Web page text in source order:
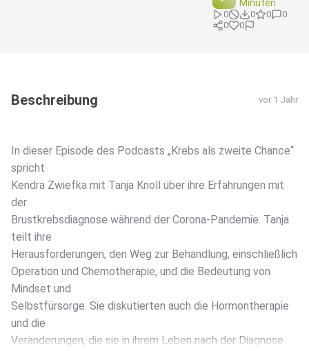
Minuten
0 0 0
0
0
0
Beschreibung vor 1 Jahr
In dieser Episode des Podcasts „Krebs als zweite Chance“
spricht
Kendra Zwiefka mit Tanja Knoll über ihre Erfahrungen mit
der
Brustkrebsdiagnose während der Corona-Pandemie. Tanja
teilt ihre
Herausforderungen, den Weg zur Behandlung, einschließlich
Operation und Chemotherapie, und die Bedeutung von
Mindset und
Selbstfürsorge. Sie diskutierten auch die Hormontherapie
und die
Veränderungen, die sie in ihrem Leben nach der Diagnose